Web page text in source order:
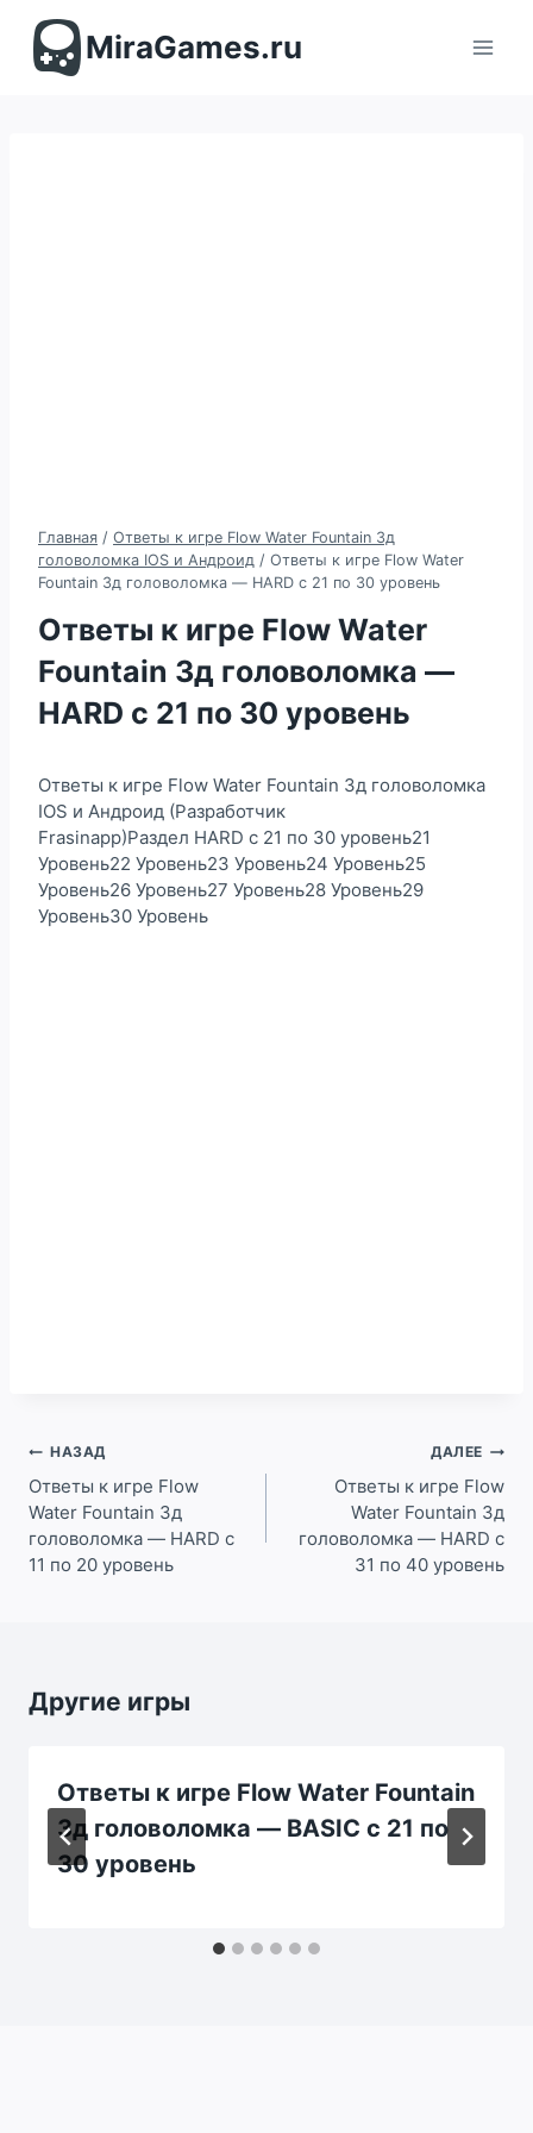
содержимомуMiraGames.ru
Главная / Ответы к игре Flow Water Fountain 3д
головоломка IOS и Андроид / Ответы к игре Flow Water
Fountain 3д головоломка — HARD c 21 по 30 уровень
Ответы к игре Flow Water
Fountain 3д головоломка —
HARD c 21 по 30 уровень
Ответы к игре Flow Water Fountain 3д головоломка
IOS и Андроид (Разработчик
Frasinapp)Раздел HARD c 21 по 30 уровень21
Уровень22 Уровень23 Уровень24 Уровень25
Уровень26 Уровень27 Уровень28 Уровень29
Уровень30 Уровень
Навигация
по
записям
НАЗАД
Ответы к игре Flow
Water Fountain 3д
головоломка — HARD c
11 по 20 уровень
ДАЛЕЕ
Ответы к игре Flow
Water Fountain 3д
головоломка — HARD c
31 по 40 уровень
Другие игры
Ответы к игре Flow Water Fountain
3д головоломка — BASIC c 21 по
30 уровень